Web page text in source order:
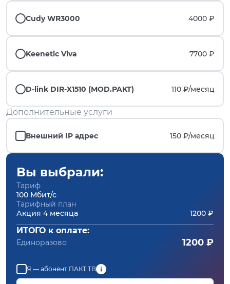
Cudy WR3000 4000 ₽
Keenetic Viva 7700 ₽
D-link DIR-X1510 (MOD.PAKT) 110 ₽/месяц
Дополнительные услуги
Внешний IP адрес 150 ₽/месяц
Вы выбрали:
Тариф
100 Мбит/с
Тарифный план
Акция 4 месяца
1200 ₽
ИТОГО к оплате:
Единоразово 1200 ₽
Я — абонент ПАКТ ТВ